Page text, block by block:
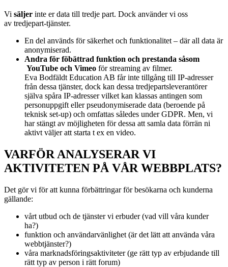
Vi säljer inte er data till tredje part. Dock använder vi oss
av tredjepart-tjänster.
En del används för säkerhet och funktionalitet – där all data är
anonymiserad.
Andra för föbättrad funktion och prestanda såsom
YouTube och Vimeo för streaming av filmer.
Eva Bodfäldt Education AB får inte tillgång till IP-adresser
från dessa tjänster, dock kan dessa tredjepartsleverantörer
själva spåra IP-adresser vilket kan klassas antingen som
personuppgift eller pseudonymiserade data (beroende på
teknisk set-up) och omfattas således under GDPR. Men, vi
har stängt av möjligheten för dessa att samla data förrän ni
aktivt väljer att starta t ex en video.
VARFÖR ANALYSERAR VI
AKTIVITETEN PÅ VÅR WEBBPLATS?
Det gör vi för att kunna förbättringar för besökarna och kunderna
gällande:
vårt utbud och de tjänster vi erbuder (vad vill våra kunder
ha?)
funktion och användarvänlighet (är det lätt att använda våra
webbtjänster?)
våra marknadsföringsaktiviteter (ge rätt typ av erbjudande till
rätt typ av person i rätt forum)